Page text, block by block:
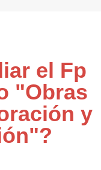
el Fp
"Obras
y